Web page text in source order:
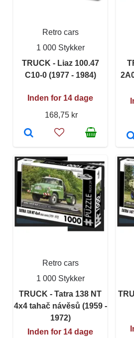
Retro cars
1 000 Stykker
TRUCK - Liaz 100.47
C10-0 (1977 - 1984)
Inden for 14 dage
168,75 kr
Retro cars
1 000 Stykker
TRUCK - Tatra 138 NT
4x4 tahač návěsů (1959 -
1972)
Inden for 14 dage